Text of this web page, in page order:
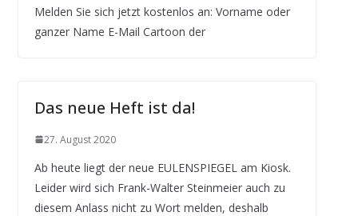
Melden Sie sich jetzt kostenlos an: Vorname oder
ganzer Name E-Mail Cartoon der
Das neue Heft ist da!
27. August 2020
Ab heute liegt der neue EULENSPIEGEL am Kiosk.
Leider wird sich Frank-Walter Steinmeier auch zu
diesem Anlass nicht zu Wort melden, deshalb